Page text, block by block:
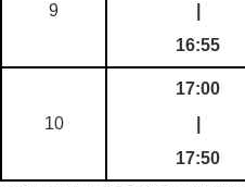
9
16:55
10
17:00
17:50